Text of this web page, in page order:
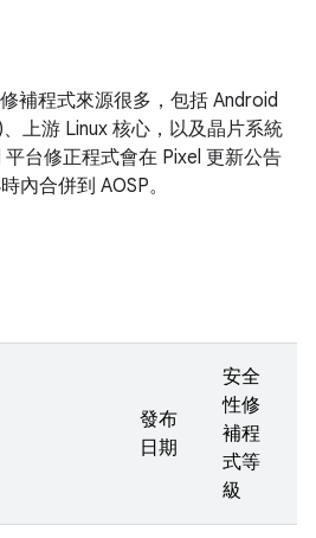
補程式來源很多，包括 Android
上游 Linux 核心，以及晶片系統
台修正程式會在 Pixel 更新公告
內合併到 AOSP。
發布
日期
安全
性修
補程
式等
級